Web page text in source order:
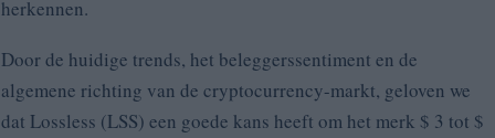
herkennen.
Door de huidige trends, het beleggerssentiment en de
algemene richting van de cryptocurrency-markt, geloven we
dat Lossless (LSS) een goede kans heeft om het merk $ 3 tot $